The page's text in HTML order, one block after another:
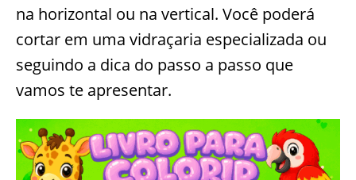
na horizontal ou na vertical. Você poderá
cortar em uma vidraçaria especializada ou
seguindo a dica do passo a passo que
vamos te apresentar.